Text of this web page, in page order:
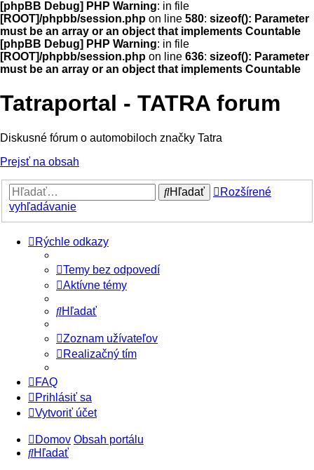
[phpBB Debug] PHP Warning: in file
[ROOT]/phpbb/session.php on line 580: sizeof(): Parameter
must be an array or an object that implements Countable
[phpBB Debug] PHP Warning: in file
[ROOT]/phpbb/session.php on line 636: sizeof(): Parameter
must be an array or an object that implements Countable
Tatraportal - TATRA forum
Diskusné fórum o automobiloch značky Tatra
Prejsť na obsah
Hľadať
Rozšírené
vyhľadávanie
Rýchle odkazy
Temy bez odpovedí
Aktívne témy
Hľadať
Zoznam užívateľov
Realizačný tím
FAQ
Prihlásiť sa
Vytvoriť účet
Domov Obsah portálu
Hľadať